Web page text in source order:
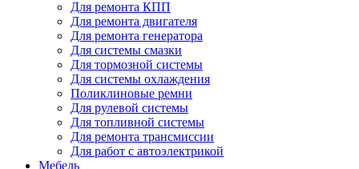
Для ремонта КПП
Для ремонта двигателя
Для ремонта генератора
Для системы смазки
Для тормозной системы
Для системы охлаждения
Поликлиновые ремни
Для рулевой системы
Для топливной системы
Для ремонта трансмиссии
Для работ с автоэлектрикой
Мебель